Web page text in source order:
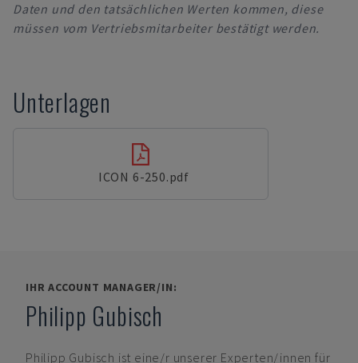
Daten und den tatsächlichen Werten kommen, diese
müssen vom Vertriebsmitarbeiter bestätigt werden.
Unterlagen
ICON 6-250.pdf
IHR ACCOUNT MANAGER/IN:
Philipp Gubisch
Philipp Gubisch ist eine/r unserer Experten/innen für